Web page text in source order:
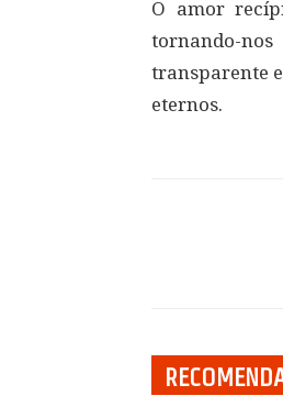
O amor
tornando-
transparente
eternos.